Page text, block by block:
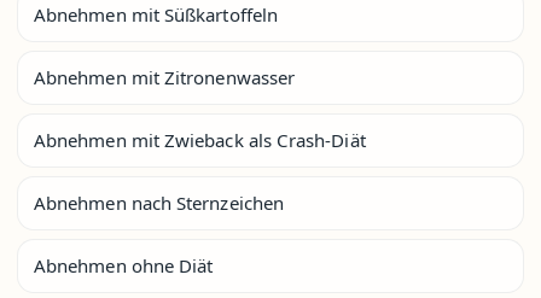
Abnehmen mit Süßkartoffeln
Abnehmen mit Zitronenwasser
Abnehmen mit Zwieback als Crash-Diät
Abnehmen nach Sternzeichen
Abnehmen ohne Diät